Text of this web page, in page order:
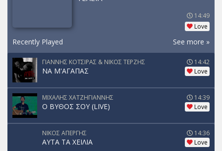
14:49
Love
Recently Played See more »
ΓΙΑΝΝΗΣ ΚΟΤΣΙΡΑΣ & ΝΙΚΟΣ ΤΕΡΖΗΣ
ΝΑ Μ'ΑΓΑΠΑΣ
14:42
Love
ΜΙΧΑΛΗΣ ΧΑΤΖΗΓΙΑΝΝΗΣ
Ο ΒΥΘΟΣ ΣΟΥ (LIVE)
14:39
Love
ΝΙΚΟΣ ΑΠΕΡΓΗΣ
ΑΥΤΑ ΤΑ ΧΕΙΛΙΑ
14:36
Love